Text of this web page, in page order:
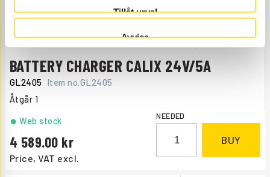
Tillåt urval
Avvisa
BATTERY CHARGER CALIX 24V/5A
GL2405 Item no.GL2405
Åtgår 1
Price, VAT excl.
4 589.00
Web stock NEEDED
BUY